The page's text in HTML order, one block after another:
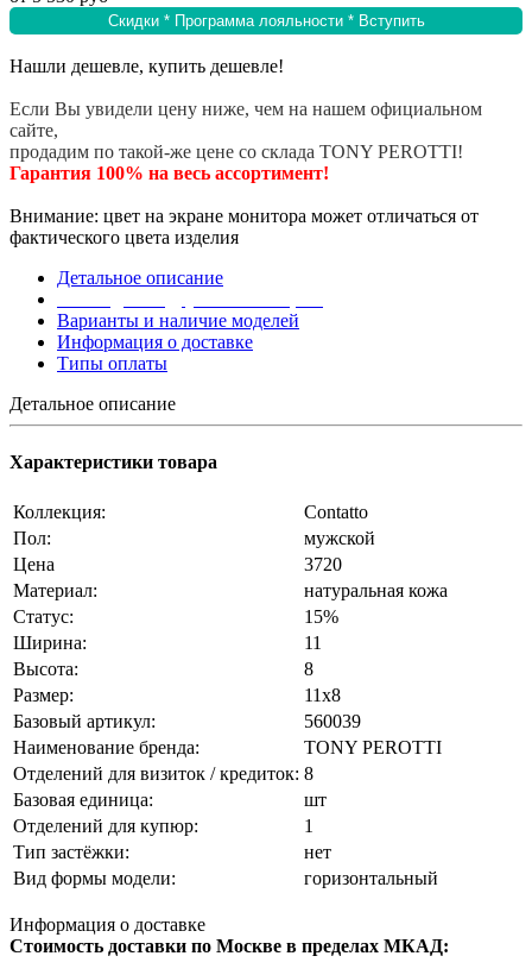
Скидки * Программа лояльности * Вступить
Нашли дешевле, купить дешевле!
Если Вы увидели цену ниже, чем на нашем официальном
сайте,
продадим по такой-же цене со склада TONY PEROTTI!
Гарантия 100% на весь ассортимент!
Внимание: цвет на экране монитора может отличаться от
фактического цвета изделия
Детальное описание
Варианты и наличие моделей
Информация о доставке
Типы оплаты
Детальное описание
Характеристики товара
Коллекция:
Contatto
Пол:
мужской
Цена
3720
Материал:
натуральная кожа
Статус:
15%
Ширина:
11
Высота:
8
Размер:
11x8
Базовый артикул:
560039
Наименование бренда:
TONY PEROTTI
Отделений для визиток / кредиток: 8
Базовая единица:
шт
Отделений для купюр:
1
Тип застёжки:
нет
Вид формы модели:
горизонтальный
Информация о доставке
Стоимость доставки по Москве в пределах МКАД: